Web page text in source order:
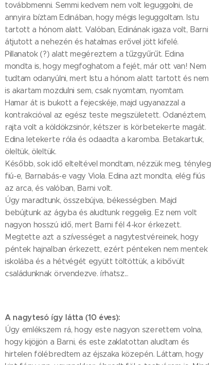
továbbmenni. Semmi kedvem nem volt leguggolni, de
annyira bíztam Edinában, hogy mégis leguggoltam. Istu
tartott a hónom alatt. Valóban, Edinának igaza volt, Barni
átjutott a nehezén és hatalmas erővel jött kifelé.
Pillanatok (?) alatt megéreztem a tűzgyűrűt. Edina
mondta is, hogy megfoghatom a fejét, már ott van! Nem
tudtam odanyúlni, mert Istu a hónom alatt tartott és nem
is akartam mozdulni sem, csak nyomtam, nyomtam.
Hamar át is bukott a fejecskéje, majd ugyanazzal a
kontrakcióval az egész teste megszületett. Odanéztem,
rajta volt a köldökzsinór, kétszer is körbetekerte magát.
Edina letekerte róla és odaadta a karomba. Betakartuk,
öleltük, öleltük.
Később, sok idő elteltével mondtam, nézzük meg, tényleg
fiú-e, Barnabás-e vagy Viola. Edina azt mondta, elég fiús
az arca, és valóban, Barni volt.
Úgy maradtunk, összebújva, békességben. Majd
bebújtunk az ágyba és aludtunk reggelig. Ez nem volt
nagyon hosszú idő, mert Barni fél 4-kor érkezett.
Megtette azt a szívességet a nagytestvéreinek, hogy
péntek hajnalban érkezett, ezért pénteken nem mentek
iskolába és a hétvégét együtt töltöttük, a kibővült
családunknak örvendezve. írhatsz...
A nagytesó így látta (10 éves):
Úgy emlékszem rá, hogy este nagyon szerettem volna,
hogy kijöjjön a Barni, és este zaklatottan aludtam és
hirtelen fölébredtem az éjszaka közepén. Láttam, hogy